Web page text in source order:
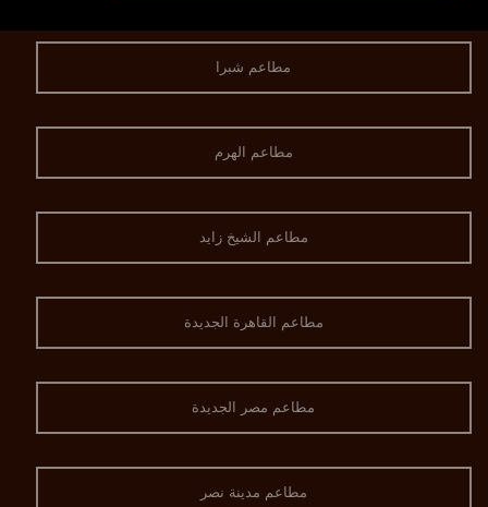
مطاعم شبرا
مطاعم الهرم
مطاعم الشيخ زايد
مطاعم القاهرة الجديدة
مطاعم مصر الجديدة
مطاعم مدينة نصر